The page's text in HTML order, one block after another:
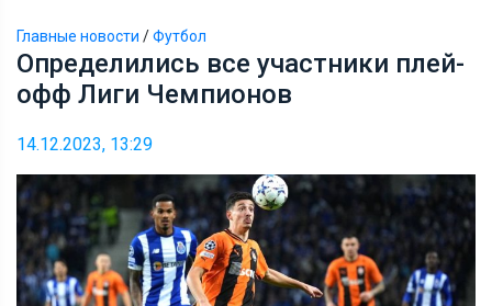
Главные новости /Футбол
Определились все участники плей-
офф Лиги Чемпионов
14.12.2023, 13:29